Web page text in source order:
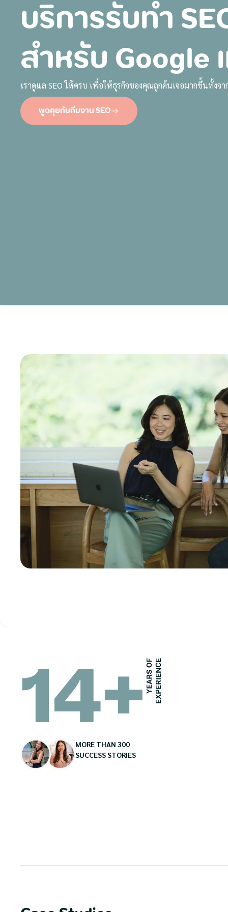
Core Value What we do
บริการรับทำ
สำหรับ Google
เราดูแล SEO ให้ครบ เพื่อให้ธุรกิจของคุณถูกค้นเจอมากขึ้นทั้งจ
พูดคุยกับทีมงาน SEO
14+
MORE THAN 300
SUCCESS STORIES